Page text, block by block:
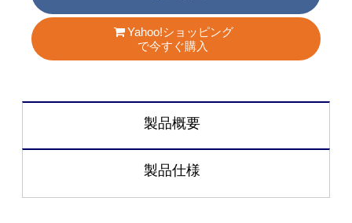
Yahoo!ショッピング
で今すぐ購入
製品概要
製品仕様